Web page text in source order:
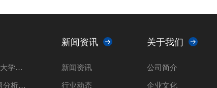
山东瑞能仪器走进上海交通大学共推光催化 科技创新解决方案
山东瑞能仪器-25种溶剂残留分析-实验方案
新闻资讯
新闻资讯
行业动态
关于我们
公司简介
企业文化